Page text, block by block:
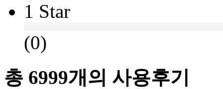
1 Star
(0)
총 6999개의 사용후기